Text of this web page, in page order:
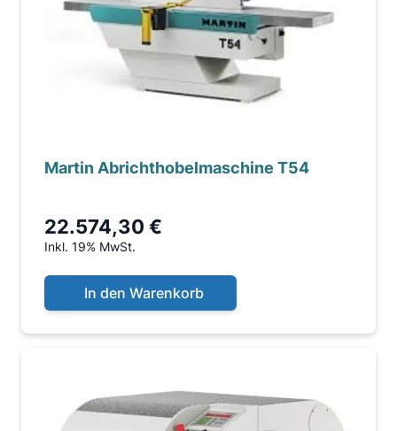
Martin Abrichthobelmaschine T54
22.574,30 €
Inkl. 19% MwSt.
In den Warenkorb